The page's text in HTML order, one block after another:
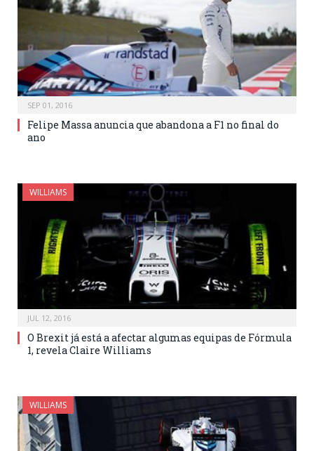
SEP 01, 2016
Felipe Massa anuncia que abandona a F1 no final do
ano
WILLIAMS
JUL 12, 2016
O Brexit já está a afectar algumas equipas de Fórmula
1, revela Claire Williams
WILLIAMS